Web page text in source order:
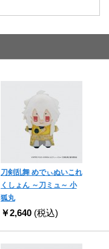
刀剣乱舞 めでぃぬいこれ
くしょん ～刀ミュ～ 小
狐丸
￥2,640 (税込)